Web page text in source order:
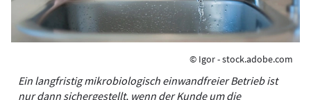
© Igor - stock.adobe.com
Ein langfristig ­mikrobiologisch einwandfreier Betrieb ist
nur dann sicher­gestellt, wenn der Kunde um die